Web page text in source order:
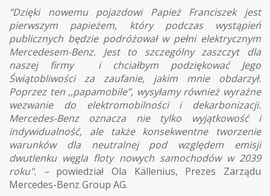
"Dzięki nowemu pojazdowi Papież Franciszek jest
pierwszym papieżem, który podczas wystąpień
publicznych będzie podróżował w pełni elektrycznym
Mercedesem-Benz. Jest to szczególny zaszczyt dla
naszej firmy i chciałbym podziękować Jego
Świątobliwości za zaufanie, jakim mnie obdarzył.
Poprzez ten ,,papamobile’’, wysyłamy również wyraźne
wezwanie do elektromobilności i dekarbonizacji.
Mercedes-Benz oznacza nie tylko wyjątkowość i
indywidualność, ale także konsekwentne tworzenie
warunków dla neutralnej pod względem emisji
dwutlenku węgla floty nowych samochodów w 2039
roku". – powiedział Ola Källenius, Prezes Zarządu
Mercedes-Benz Group AG.